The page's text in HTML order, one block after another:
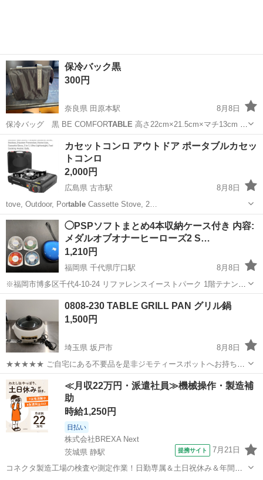
保冷バック黒
300円
奈良県 田原本駅
8月8日
保冷バッグ 黒 BE COMFORTABLE 高さ22cm×21.5cm×マチ13cm 材
質…<本体表面>ビニール <本体内面>発泡ポリエチレン
アルミフィルム
奈良 磯城郡 田原本駅
カセットコンロ アウトドア ポータブルカセッ
トコンロ
2,000円
広島県 古市駅
8月8日
tove, Outdoor, PortableCassette Stove, 2…
広島 広島市 調理器具 Stove
◯PSPソフトまとめ4本収納ケース付き 内容:
メダルオブオナーヒーローズ2 S…
1,210円
福岡県 千代県庁口駅
8月8日
※福岡市博多区千代4-10-24 リファレンスイーストパーク 1階テナント
での受け渡しになります。 配達ご希望の方は要相談できます！ 【メ
ーカー名/商品名/型番】 ◯PSPソフトまとめ4本収納ケース付き 内
容...
福岡 福岡市 ポータブルゲーム
0808-230 TABLE GRILL PAN グリル鍋
1,500円
埼玉県 坂戸市
8月8日
★★★★★ ご自宅にある不要品を是非ジモティースポットへお持ち込
みしませんか？ 家電、趣味・スポーツ・レジャー用品、こども用品、
衣料服飾品、生活雑貨、家具、本、CD・DVDなどが無料でまとめて持
ち込めます！ ※詳細はこ...
埼玉 坂戸市 キッチン家電 スポット
≪月収22万円・派遣社員≫機械操作・製造補
助
時給1,250円
日払い
株式会社BREXA Next
茨城県 静駅
提携サイト 7月21日
コネクタ製造工場の検査や測定作業！日勤専属＆土日祝休み＆年間休